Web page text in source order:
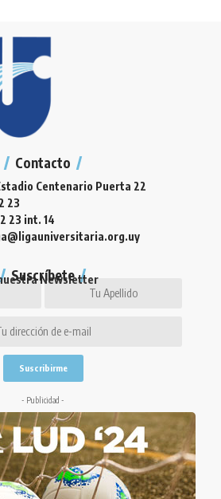
Contacto
Centenario Puerta 22
23
23 int. 14
Suscríbete
Newsletter
- Publicidad -